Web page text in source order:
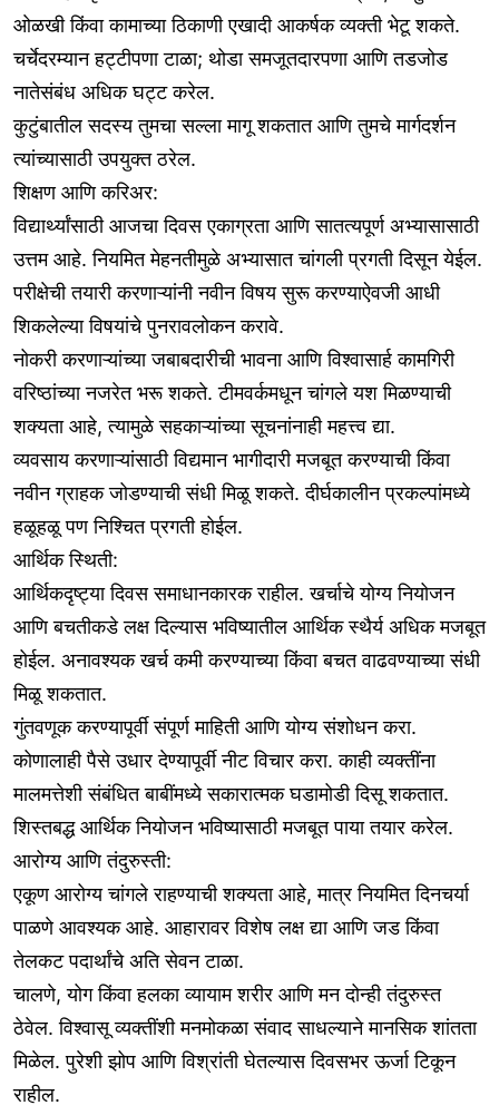
ओळखी किंवा कामाच्या ठिकाणी एखादी आकर्षक व्यक्ती भेटू शकते.
चर्चेदरम्यान हट्टीपणा टाळा; थोडा समजूतदारपणा आणि तडजोड
नातेसंबंध अधिक घट्ट करेल.
कुटुंबातील सदस्य तुमचा सल्ला मागू शकतात आणि तुमचे मार्गदर्शन
त्यांच्यासाठी उपयुक्त ठरेल.
शिक्षण आणि करिअर:
विद्यार्थ्यांसाठी आजचा दिवस एकाग्रता आणि सातत्यपूर्ण अभ्यासासाठी
उत्तम आहे. नियमित मेहनतीमुळे अभ्यासात चांगली प्रगती दिसून येईल.
परीक्षेची तयारी करणाऱ्यांनी नवीन विषय सुरू करण्याऐवजी आधी
शिकलेल्या विषयांचे पुनरावलोकन करावे.
नोकरी करणाऱ्यांच्या जबाबदारीची भावना आणि विश्वासार्ह कामगिरी
वरिष्ठांच्या नजरेत भरू शकते. टीमवर्कमधून चांगले यश मिळण्याची
शक्यता आहे, त्यामुळे सहकाऱ्यांच्या सूचनांनाही महत्त्व द्या.
व्यवसाय करणाऱ्यांसाठी विद्यमान भागीदारी मजबूत करण्याची किंवा
नवीन ग्राहक जोडण्याची संधी मिळू शकते. दीर्घकालीन प्रकल्पांमध्ये
हळूहळू पण निश्चित प्रगती होईल.
आर्थिक स्थिती:
आर्थिकदृष्ट्या दिवस समाधानकारक राहील. खर्चाचे योग्य नियोजन
आणि बचतीकडे लक्ष दिल्यास भविष्यातील आर्थिक स्थैर्य अधिक मजबूत
होईल. अनावश्यक खर्च कमी करण्याच्या किंवा बचत वाढवण्याच्या संधी
मिळू शकतात.
गुंतवणूक करण्यापूर्वी संपूर्ण माहिती आणि योग्य संशोधन करा.
कोणालाही पैसे उधार देण्यापूर्वी नीट विचार करा. काही व्यक्तींना
मालमत्तेशी संबंधित बाबींमध्ये सकारात्मक घडामोडी दिसू शकतात.
शिस्तबद्ध आर्थिक नियोजन भविष्यासाठी मजबूत पाया तयार करेल.
आरोग्य आणि तंदुरुस्ती:
एकूण आरोग्य चांगले राहण्याची शक्यता आहे, मात्र नियमित दिनचर्या
पाळणे आवश्यक आहे. आहारावर विशेष लक्ष द्या आणि जड किंवा
तेलकट पदार्थांचे अति सेवन टाळा.
चालणे, योग किंवा हलका व्यायाम शरीर आणि मन दोन्ही तंदुरुस्त
ठेवेल. विश्वासू व्यक्तींशी मनमोकळा संवाद साधल्याने मानसिक शांतता
मिळेल. पुरेशी झोप आणि विश्रांती घेतल्यास दिवसभर ऊर्जा टिकून
राहील.